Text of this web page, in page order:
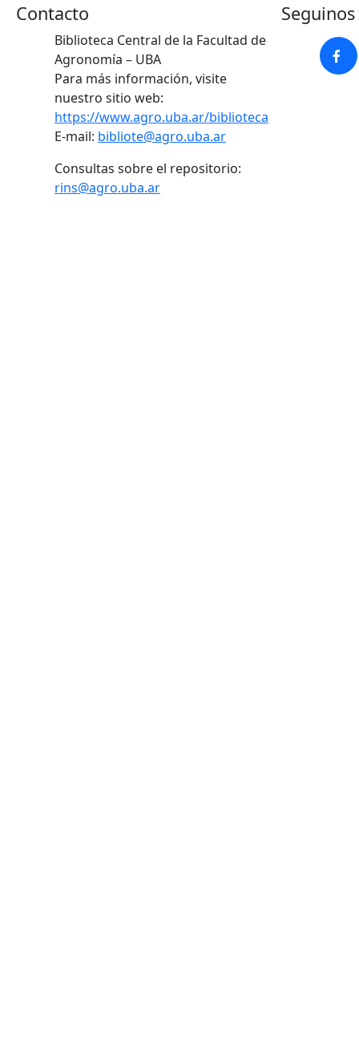
Contacto
Biblioteca Central de la Facultad de
Agronomía – UBA
Para más información, visite
nuestro sitio web:
https://www.agro.uba.ar/biblioteca
E-mail: bibliote@agro.uba.ar
Consultas sobre el repositorio:
rins@agro.uba.ar